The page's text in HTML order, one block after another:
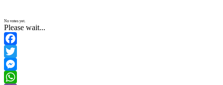
No votes yet.
Please wait...
Facebook
Twitter
Messenger